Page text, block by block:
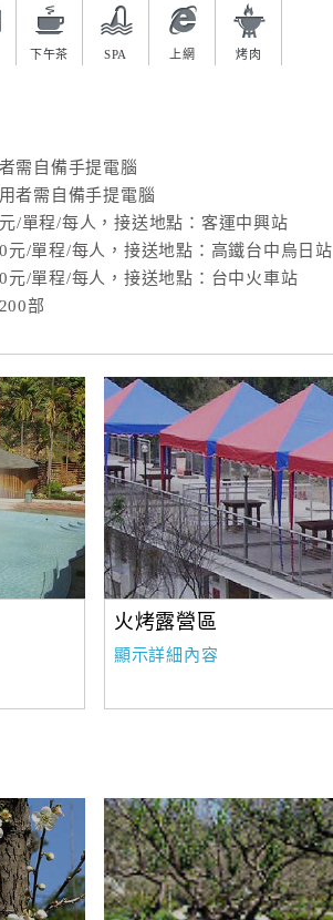
下午茶 SPA 上網 烤肉
需自備手提電腦
者需自備手提電腦
/單程/每人，接送地點：客運中興站
元/單程/每人，接送地點：高鐵台中烏日站
元/單程/每人，接送地點：台中火車站
部
火烤露營區
顯示詳細內容